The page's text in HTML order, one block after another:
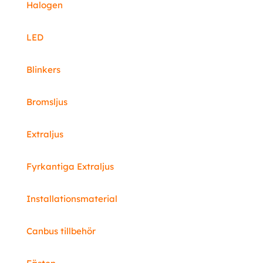
Halogen
LED
Blinkers
Bromsljus
Extraljus
Fyrkantiga Extraljus
Installationsmaterial
Canbus tillbehör